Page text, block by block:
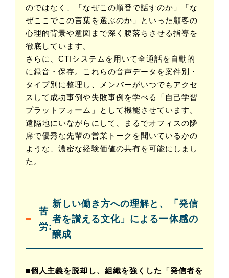
のではなく、「なぜこの順番で話すのか」「な
ぜここでこの言葉を選ぶのか」といった顧客の
心理的背景や意図まで深く腹落ちさせる指導を
徹底しています。
さらに、CTIシステムを用いて全通話を自動的
に録音・保存。これらの音声データを案件別・
タイプ別に整理し、メンバーがいつでもアクセ
スして成功事例や失敗事例を学べる「自己学習
プラットフォーム」として機能させています。
遠隔地にいながらにして、まるでオフィスの隣
席で優秀な先輩の営業トークを聞いているかの
ような、濃密な経験価値の共有を可能にしまし
た。
苦
労:
新しい働き方への理解と、「発信
者を讃える文化」による一体感の
醸成
■個人主義を脱却し、組織を強くした「発信者を